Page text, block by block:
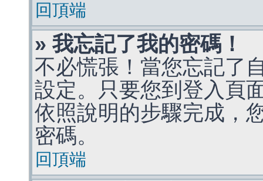
回頂端
» 我忘記了我的密碼！
不必慌張！當您忘記了
設定。只要您到登入頁
依照說明的步驟完成，
密碼。
回頂端